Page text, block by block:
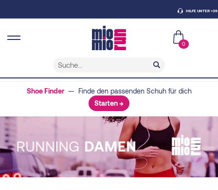
HILFE UNTER +39
0
Shoe Finder— Finde den passenden Schuh für dich
Starten →